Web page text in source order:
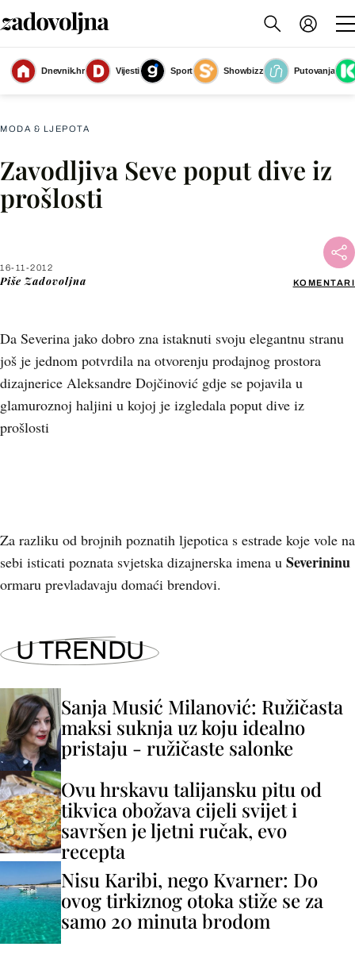
Dnevnik.hr Vijesti Sport Showbizz
Putovanja
Slika nije dostupna
MODA & LJEPOTA
Zavodljiva Seve poput dive iz
prošlosti
16-11-2012
Piše Zadovoljna KOMENTARI
Da Severina jako dobro zna istaknuti svoju elegantnu stranu
još je jednom potvrdila na otvorenju prodajnog prostora
dizajnerice Aleksandre Dojčinović gdje se pojavila u
glamuroznoj haljini u kojoj je izgledala poput dive iz
prošlosti
Facebook
Za razliku od brojnih poznatih ljepotica s estrade koje vole na
sebi isticati poznata svjetska dizajnerska imena u Severininu
ormaru prevladavaju domaći brendovi.
U TRENDU
Sanja Musić Milanović: Ružičasta
maksi suknja uz koju idealno
pristaju - ružičaste salonke
Ovu hrskavu talijansku pitu od
tikvica obožava cijeli svijet i
savršen je ljetni ručak, evo
recepta
Nisu Karibi, nego Kvarner: Do
ovog tirkiznog otoka stiže se za
samo 20 minuta brodom